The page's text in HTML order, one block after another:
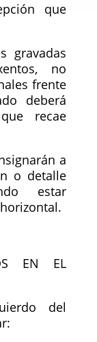
que
gravadas
no
frente
deberá
recae
a
o detalle
estar
EN EL
del